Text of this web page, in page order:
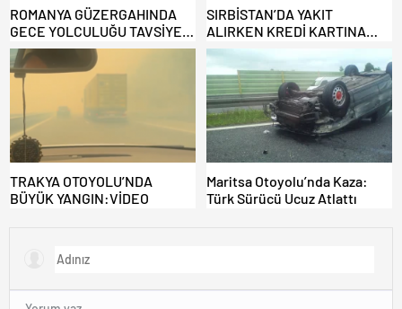
ROMANYA GÜZERGAHINDA
GECE YOLCULUĞU TAVSİYE
EDİLMİYOR: ALTERNATİF
KAPILAR ZAMAN
KAZANDIRIYOR!
SIRBİSTAN’DA YAKIT
ALIRKEN KREDİ KARTINA
DİKKAT: MAĞDUR OLMAYIN!
TRAKYA OTOYOLU’NDA
BÜYÜK YANGIN:VİDEO
Maritsa Otoyolu’nda Kaza:
Türk Sürücü Ucuz Atlattı